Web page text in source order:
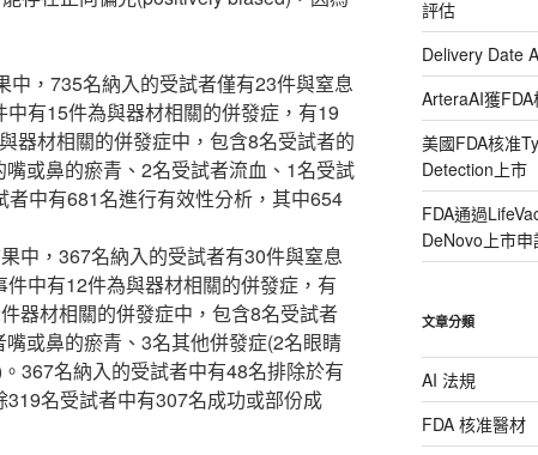
中，735名納入的受試者僅有23件與窒息
有15件為與器材相關的併發症，有19
器材相關的併發症中，包含8名受試者的
或鼻的瘀青、2名受試者流血、1名受試
中有681名進行有效性分析，其中654
中，367名納入的受試者有30件與窒息
中有12件為與器材相關的併發症，有
器材相關的併發症中，包含8名受試者
或鼻的瘀青、3名其他併發症(2名眼睛
367名納入的受試者中有48名排除於有
319名受試者中有307名成功或部份成
評估
Delivery Date
ArteraAI獲
美國FDA核准
Detection上市
FDA通過
DeNovo上市申
文章分類
AI 法規
FDA 核准醫材